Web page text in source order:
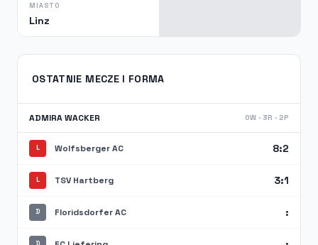
MIASTO
Linz
OSTATNIE MECZE I FORMA
ADMIRA WACKER 0W · 3R · 2P
L Wolfsberger AC 8:2
L TSV Hartberg 3:1
D Floridsdorfer AC :